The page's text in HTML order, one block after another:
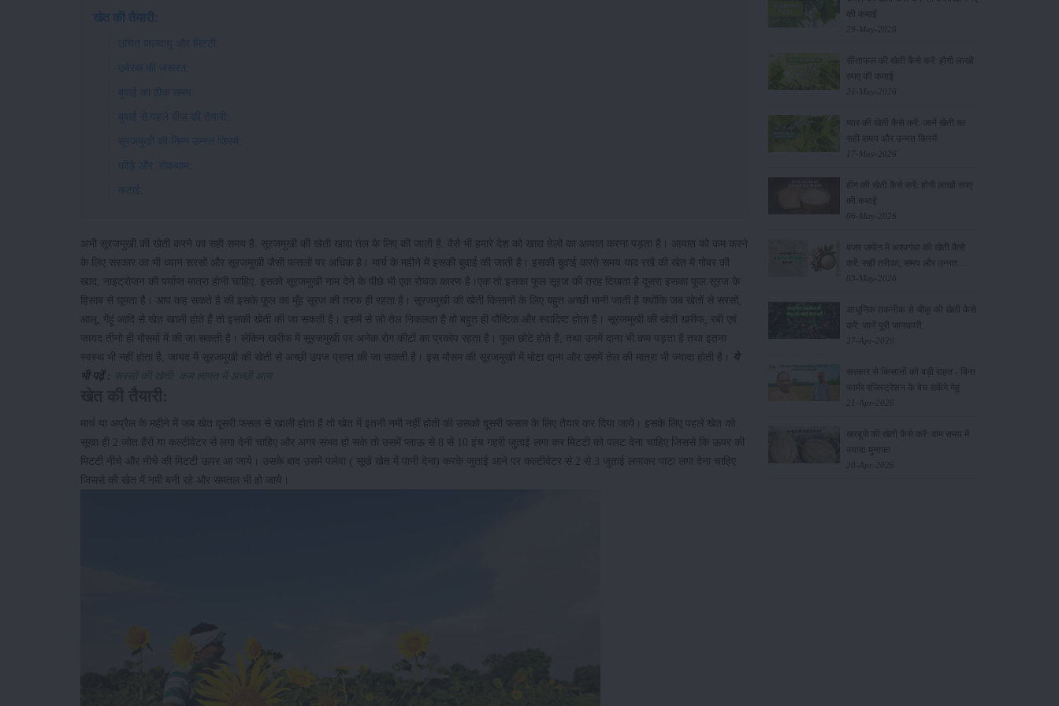
खेत की तैयारी:
उचित जलवायु और मिटटी:
उर्वरक की जरूरत:
बुवाई का ठीक समय:
बुवाई से पहले बीज की तैयारी:
सूरजमुखी की निम्न उन्नत किस्में:
कीड़े और रोकथाम:
कटाई:
अभी सूरजमुखी की खेती करने का सही समय है. सूरजमुखी की खेती खाद्य तेल के लिए की जाती है. वैसे भी हमारे देश को खाद्य तेलों का आयात करना पड़ता है। आयात को कम करने
के लिए सरकार का भी ध्यान सरसों और सूरजमुखी जैसी फसलों पर अधिक है। मार्च के महीने में इसकी बुवाई की जाती है। इसकी बुवाई करते समय याद रखें की खेत में गोबर की
खाद, नाइट्रोजन की पर्याप्त मात्रा होनी चाहिए. इसको सूरजमुखी नाम देने के पीछे भी एक रोचक कारण है।एक तो इसका फूल सूरज की तरह दिखता है दूसरा इसका फूल सूरज के
हिसाब से घूमता है। आप कह सकते है की इसके फूल का मुँह सूरज की तरफ ही रहता है। सूरजमुखी की खेती किसानों के लिए बहुत अच्छी मानी जाती है क्योंकि जब खेतों से सरसों,
आलू, गेंहूं आदि से खेत खाली होते हैं तो इसकी खेती की जा सकती है। इसमें से जो तेल निकलता है वो बहुत ही पौष्टिक और स्वादिष्ट होता है। सूरजमुखी की खेती खरीफ, रबी एवं
जायद तीनो ही मौसमों में की जा सकती है। लेकिन खरीफ में सूरजमुखी पर अनेक रोग कीटों का प्रकोप रहता है। फूल छोटे होते है, तथा उनमें दाना भी कम पड़ता है तथा इतना
स्वस्थ भी नहीं होता है, जायद में सूरजमुखी की खेती से अच्छी उपज प्राप्त की जा सकती है। इस मौसम की सूरजमुखी में मोटा दाना और उसमें तेल की मात्रा भी ज्यादा होती है।
ये
भी पढ़ें : सरसों की खेती: कम लागत में अच्छी आय
मार्च या अप्रैल के महीने में जब खेत दूसरी फसल से खाली होता है तो खेत में इतनी नमी नहीं होती की उसको दूसरी फसल के लिए तैयार कर दिया जाये। इसके लिए पहले खेत को
सूखा ही 2 जोत हैंरों या कल्टीवेटर से लगा देनी चाहिए और अगर संभव हो सके तो उसमें प्लाऊ से 8 से 10 इंच गहरी जुताई लगा कर मिटटी को पलट देना चाहिए जिससे कि ऊपर की
मिटटी नीचे और नीचे की मिटटी ऊपर आ जाये। उसके बाद उसमें पलेवा ( सूखे खेत में पानी देना) करके जुताई आने पर कल्टीवेटर से 2 से 3 जुताई लगाकर पाटा लगा देना चाहिए
जिससे की खेत में नमी बनी रहे और समतल भी हो जाये।
की कमाई
29-May-2026
सीताफल की खेती कैसे करें: होगी लाखों
रुपए की कमाई
21-May-2026
ग्वार की खेती कैसे करें: जानें खेती का
सही समय और उन्नत किस्में
17-May-2026
हींग की खेती कैसे करें: होंगी लाखों रुपए
की कमाई
06-May-2026
बंजर जमीन में अश्वगंधा की खेती कैसे
करें: सही तरीका, समय और उन्नत
तकनीकें
03-May-2026
आधुनिक तकनीक से चीकू की खेती कैसे
करें: जानें पूरी जानकारी
27-Apr-2026
सरकार से किसानों को बड़ी राहत - बिना
फार्मर रजिस्ट्रेशन के बेच सकेंगे गेहूं
21-Apr-2026
खरबूजे की खेती कैसे करें: कम समय में
ज्यादा मुनाफा
20-Apr-2026